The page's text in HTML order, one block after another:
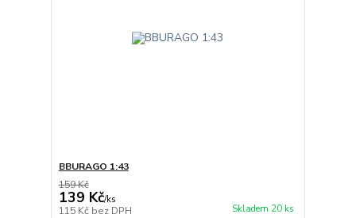
BBURAGO 1:43
159 Kč
139 Kč/ks
115 Kč bez DPH Skladem 20 ks